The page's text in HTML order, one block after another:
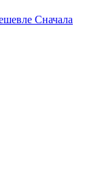
Сначала